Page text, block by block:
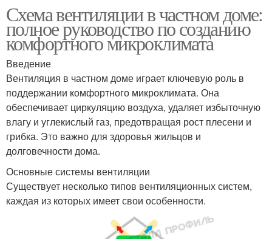
Схема вентиляции в частном доме:
полное руководство по созданию
комфортного микроклимата
Введение
Вентиляция в частном доме играет ключевую роль в
поддержании комфортного микроклимата. Она
обеспечивает циркуляцию воздуха, удаляет избыточную
влагу и углекислый газ, предотвращая рост плесени и
грибка. Это важно для здоровья жильцов и
долговечности дома.
Основные системы вентиляции
Существует несколько типов вентиляционных систем,
каждая из которых имеет свои особенности.